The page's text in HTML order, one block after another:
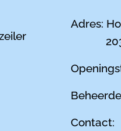
Adres:
2036
Contact: